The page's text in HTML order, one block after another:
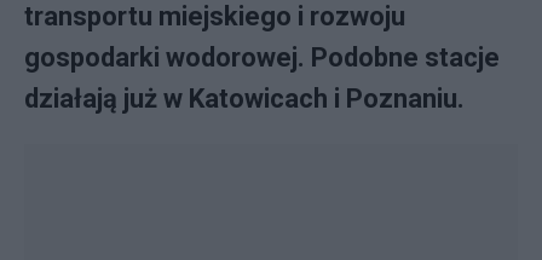
transportu miejskiego i rozwoju
gospodarki wodorowej. Podobne stacje
działają już w Katowicach i Poznaniu.